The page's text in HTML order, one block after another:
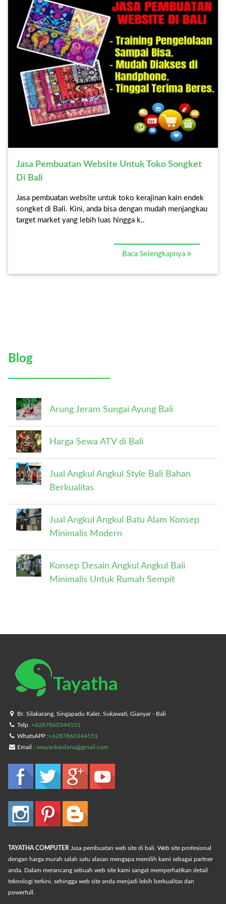
Contact
Jasa Pembuatan Website Untuk Toko Songket
Di Bali
Jasa pembuatan website untuk toko kerajinan kain endek
songket di Bali. Kini, anda bisa dengan mudah menjangkau
target market yang lebih luas hingga k..
Baca Selengkapnya
Blog
Arung Jeram Sungai Ayung Bali
Harga Sewa ATV di Bali
Jual Angkul Angkul Style Bali Bahan
Berkualitas
Jual Angkul Angkul Batu Alam Konsep
Minimalis Modern
Konsep Desain Angkul Angkul Bali
Minimalis Untuk Rumah Sempit
Tayatha
Br. Silakarang, Singapadu Kaler, Sukawati, Gianyar - Bali
Telp.+6287860344551
WhatsAPP :+6287860344551
Email :iwayankardana@gmail.com
TAYATHA COMPUTER Jasa pembuatan web site di bali. Web site profesional
dengan harga murah salah satu alasan mengapa memilih kami sebagai partner
anda. Dalam merancang sebuah web site kami sangat memperhatikan detail
teknologi terkini, sehingga web site anda menjadi lebih berkualitas dan
powerfull.